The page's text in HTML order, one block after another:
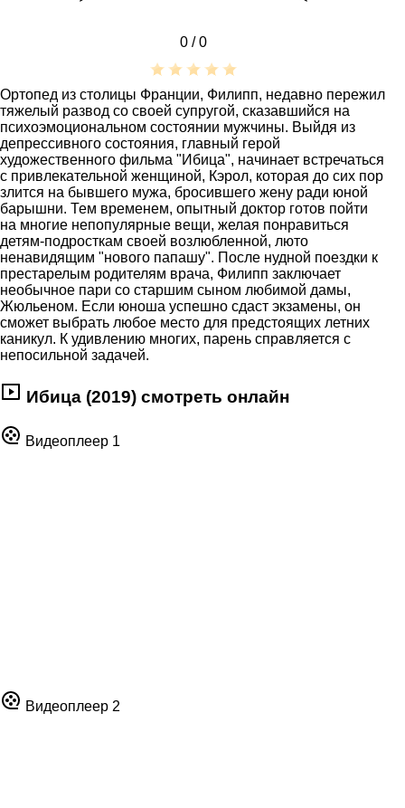
0 /0
Ортопед из столицы Франции, Филипп, недавно пережил
тяжелый развод со своей супругой, сказавшийся на
психоэмоциональном состоянии мужчины. Выйдя из
депрессивного состояния, главный герой
художественного фильма "Ибица", начинает встречаться
с привлекательной женщиной, Кэрол, которая до сих пор
злится на бывшего мужа, бросившего жену ради юной
барышни. Тем временем, опытный доктор готов пойти
на многие непопулярные вещи, желая понравиться
детям-подросткам своей возлюбленной, люто
ненавидящим "нового папашу". После нудной поездки к
престарелым родителям врача, Филипп заключает
необычное пари со старшим сыном любимой дамы,
Жюльеном. Если юноша успешно сдаст экзамены, он
сможет выбрать любое место для предстоящих летних
каникул. К удивлению многих, парень справляется с
непосильной задачей.
Ибица (2019) смотреть онлайн
Видеоплеер 1
Видеоплеер 2